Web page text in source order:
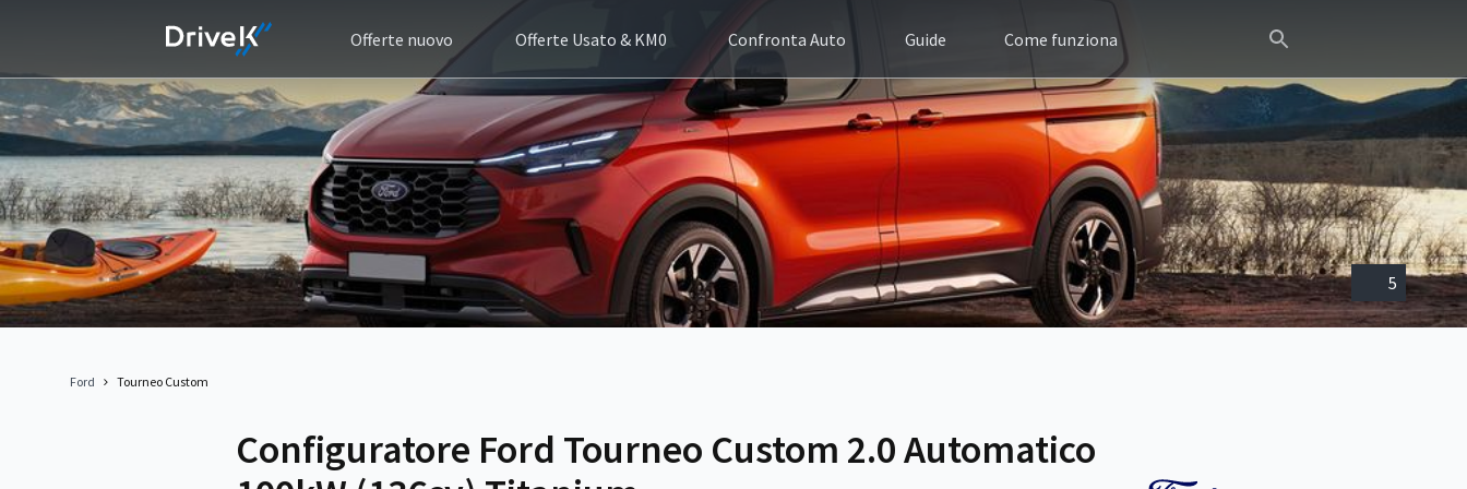
Offerte nuovo Offerte Usato & KM0 Confronta Auto Guide Come funziona
5
Ford Tourneo Custom
Configuratore Ford Tourneo Custom 2.0 Automatico